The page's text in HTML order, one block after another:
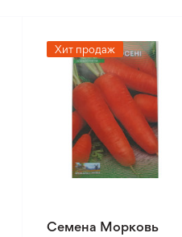
Хит продаж
Семена Морковь